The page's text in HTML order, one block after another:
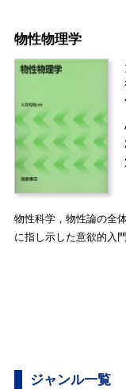
物性物理学
物性科学，物性論の全
に指し示した意欲的入門
ジャンル一覧